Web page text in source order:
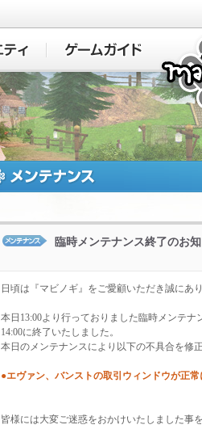
臨時メンテナンス終了のお
日頃は『マビノギ』をご愛顧いただき誠にあ
本日13:00より行っておりました臨時メンテナ
14:00に終了いたしました。
本日のメンテナンスにより以下の不具合を修
●エヴァン、バンストの取引ウィンドウが正
皆様には大変ご迷惑をおかけいたしました事